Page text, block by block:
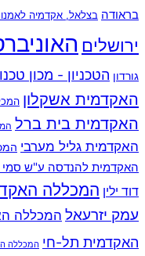
בראודה בצלאל, אקדמיה
ירושלים
גורדון הטכניון - מכון
האקדמית אשקלון
האקדמית בית ברל
האקדמית גליל מערבי
האקדמית להנדסה ע"ש סמי
דוד ילין המכללה
עמק יזרעאל המכללה
האקדמית תל-חי המכללה